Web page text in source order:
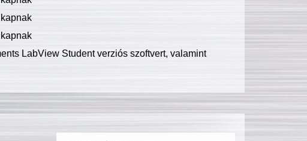
LabView Student verziós szoftvert, valamint